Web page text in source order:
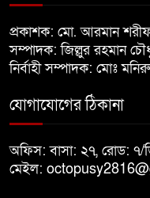
প্রকাশক: মো. আরমান
সম্পাদক: জিল্লুর রহমান
নির্বাহী সম্পাদক: মোঃ
যোগাযোগের ঠিকানা
অফিস: বাসা: ২৭, রোড: ৭/
মেইল: